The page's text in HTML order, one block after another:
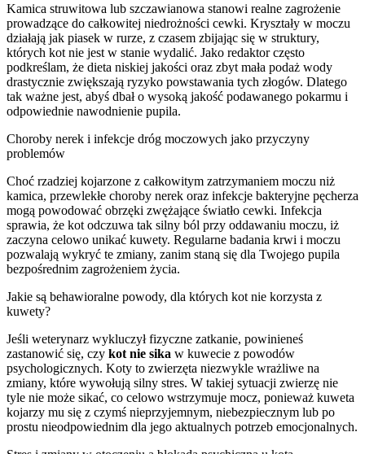
Kamica struwitowa lub szczawianowa stanowi realne zagrożenie
prowadzące do całkowitej niedrożności cewki. Kryształy w moczu
działają jak piasek w rurze, z czasem zbijając się w struktury,
których kot nie jest w stanie wydalić. Jako redaktor często
podkreślam, że dieta niskiej jakości oraz zbyt mała podaż wody
drastycznie zwiększają ryzyko powstawania tych złogów. Dlatego
tak ważne jest, abyś dbał o wysoką jakość podawanego pokarmu i
odpowiednie nawodnienie pupila.
Choroby nerek i infekcje dróg moczowych jako przyczyny
problemów
Choć rzadziej kojarzone z całkowitym zatrzymaniem moczu niż
kamica, przewlekłe choroby nerek oraz infekcje bakteryjne pęcherza
mogą powodować obrzęki zwężające światło cewki. Infekcja
sprawia, że kot odczuwa tak silny ból przy oddawaniu moczu, iż
zaczyna celowo unikać kuwety. Regularne badania krwi i moczu
pozwalają wykryć te zmiany, zanim staną się dla Twojego pupila
bezpośrednim zagrożeniem życia.
Jakie są behawioralne powody, dla których kot nie korzysta z
kuwety?
Jeśli weterynarz wykluczył fizyczne zatkanie, powinieneś
zastanowić się, czy kot nie sika w kuwecie z powodów
psychologicznych. Koty to zwierzęta niezwykle wrażliwe na
zmiany, które wywołują silny stres. W takiej sytuacji zwierzę nie
tyle nie może sikać, co celowo wstrzymuje mocz, ponieważ kuweta
kojarzy mu się z czymś nieprzyjemnym, niebezpiecznym lub po
prostu nieodpowiednim dla jego aktualnych potrzeb emocjonalnych.